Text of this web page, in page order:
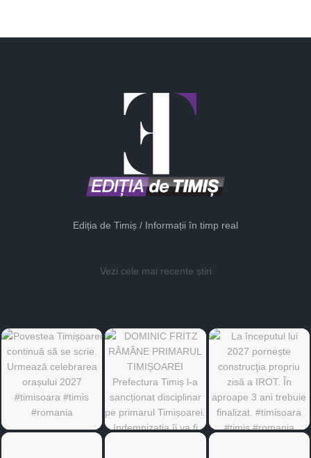
Ediția de Timiș / Informații în timp real
Vezi cele mai recente știri